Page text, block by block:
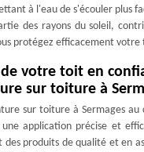
à l'eau de s'écouler plus
des rayons du soleil,
protégez efficacement
votre toit en
sur toiture à
sur toiture à Sermages
application précise et
des produits de qualité et en